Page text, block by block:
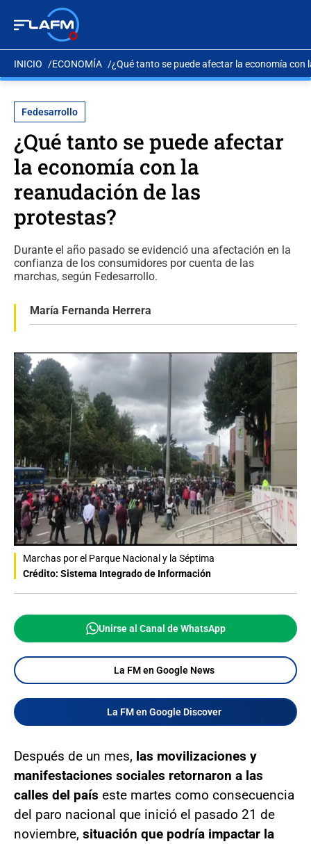
INICIO ECONOMÍA ¿Qué tanto se puede afectar la economía con
Fedesarrollo
¿Qué tanto se puede afectar
la economía con la
reanudación de las
protestas?
Durante el año pasado se evidenció una afectación en la
confianza de los consumidores por cuenta de las
marchas, según Fedesarrollo.
María Fernanda Herrera
Marchas por el Parque Nacional y la Séptima
Crédito: Sistema Integrado de Información
Unirse al Canal de WhatsApp
La FM en Google News
La FM en Google Discover
Después de un mes, las movilizaciones y
manifestaciones sociales retornaron a las
calles del país este martes como consecuencia
del paro nacional que inició el pasado 21 de
noviembre, situación que podría impactar la